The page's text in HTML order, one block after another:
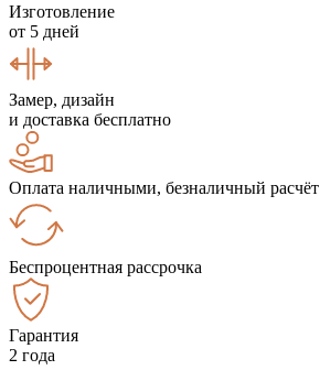
Изготовление
от 5 дней
Замер, дизайн
и доставка бесплатно
Оплата наличными, безналичный расчёт
Беспроцентная рассрочка
Гарантия
2 года